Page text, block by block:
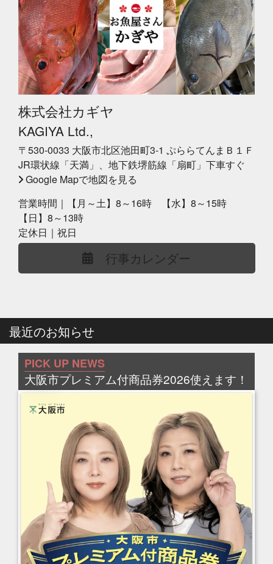
株式会社カギヤ
KAGIYA Ltd.,
〒530-0033 大阪市北区池田町3-1 ぷららてんまＢ１Ｆ
JR環状線「天満」、地下鉄堺筋線「扇町」下車すぐ
Google Mapで地図を見る
営業時間｜【月～土】8～16時 【水】8～15時
【日】8～13時
定休日｜祝日
行事カレンダー
最近のお知らせ
PICK UP NEWS
大阪市プレミアム付商品券2026使えます！